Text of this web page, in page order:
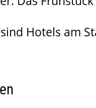
Hotels am